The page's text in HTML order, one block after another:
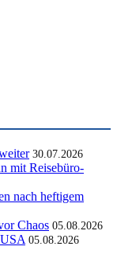
30.07.2026
mit Reisebüro-
nach heftigem
Chaos 05.08.2026
05.08.2026